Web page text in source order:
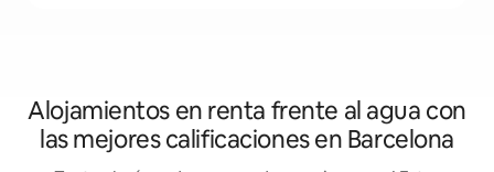
Alojamientos en renta frente al agua con
las mejores calificaciones en Barcelona